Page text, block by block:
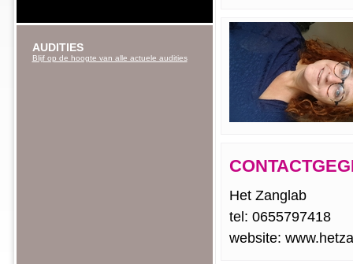
AUDITIES
Blijf op de hoogte van alle actuele audities
Het Zanglab
tel: 0655797418
website: